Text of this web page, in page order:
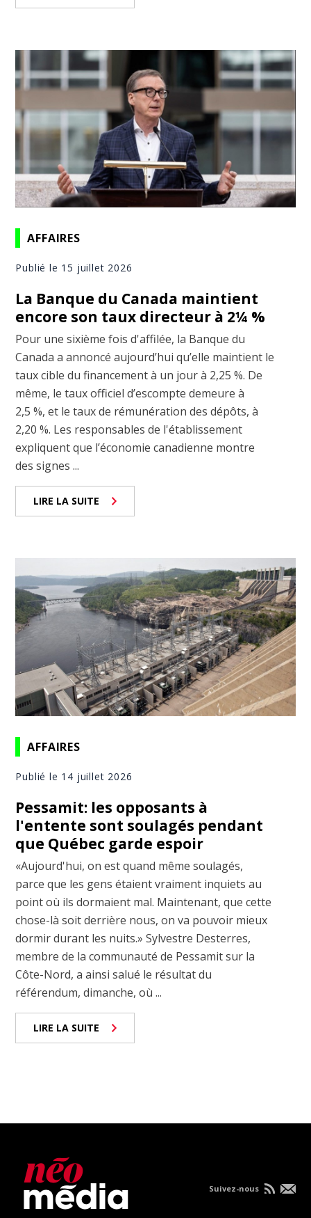
AFFAIRES
Publié le 15 juillet 2026
La Banque du Canada maintient
encore son taux directeur à 2¼ %
Pour une sixième fois d'affilée, la Banque du
Canada a annoncé aujourd’hui qu’elle maintient le
taux cible du financement à un jour à 2,25 %. De
même, le taux officiel d’escompte demeure à
2,5 %, et le taux de rémunération des dépôts, à
2,20 %. Les responsables de l'établissement
expliquent que l’économie canadienne montre
des signes ...
LIRE LA SUITE
AFFAIRES
Publié le 14 juillet 2026
Pessamit: les opposants à
l'entente sont soulagés pendant
que Québec garde espoir
«Aujourd'hui, on est quand même soulagés,
parce que les gens étaient vraiment inquiets au
point où ils dormaient mal. Maintenant, que cette
chose-là soit derrière nous, on va pouvoir mieux
dormir durant les nuits.» Sylvestre Desterres,
membre de la communauté de Pessamit sur la
Côte-Nord, a ainsi salué le résultat du
référendum, dimanche, où ...
LIRE LA SUITE
Suivez-nous